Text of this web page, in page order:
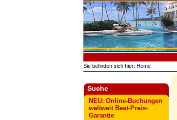
Sie befinden sich hier: Home
Suche
NEU: Online-Buchungen
weltweit Best-Preis-
Garantie